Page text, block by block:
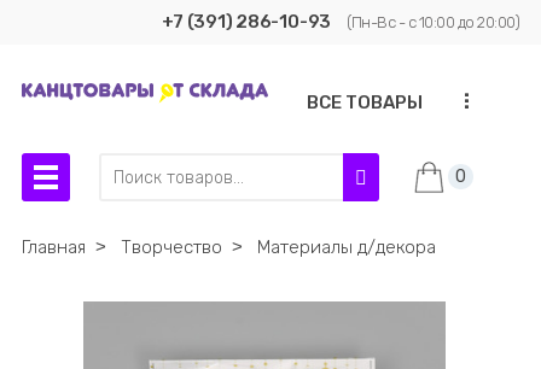
+7 (391) 286-10-93 (Пн-Вс - с 10:00 до 20:00)
ВСЕ ТОВАРЫ ...
0
Главная ˃ Творчество ˃ Материалы д/декора